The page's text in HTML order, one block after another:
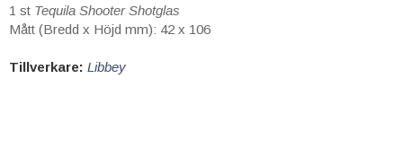
1 st Tequila Shooter Shotglas
Mått (Bredd x Höjd mm): 42 x 106
Tillverkare: Libbey